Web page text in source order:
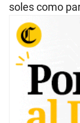
soles como